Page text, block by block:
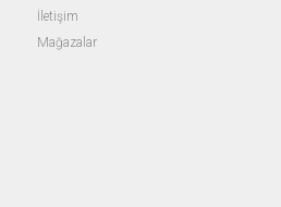
İletişim
Mağazalar